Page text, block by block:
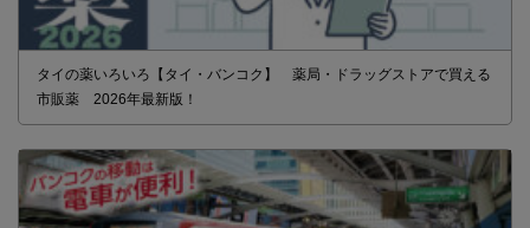
タイの薬いろいろ【タイ・バンコク】 薬局・ドラッグストアで買える
市販薬 2026年最新版！